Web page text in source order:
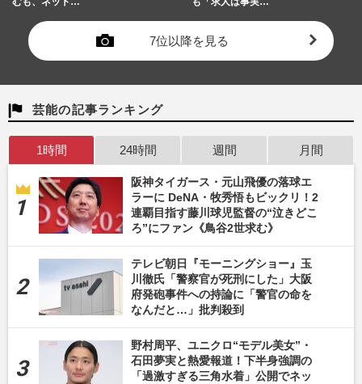
7位以降を見る
芸能の記事ランキング
1時間 24時間 週間 月間
阪神タイガース・元山飛優の落球エ
ラーに DeNA・牧秀悟もビックリ！2
連覇目指す藤川球児監督の“泣きどこ
ろ”にファン《鳥谷2世求む》
テレビ朝日『モーニングショー』玉
川徹氏「警察官が死刑にした」大阪
府発砲事件への持論に「警官の命を
なんだと…」批判殺到
野村周平、ユニクロ“モデル美女”・
石田夢実と熱愛報道！下半身強調の
「過激すぎる三角水着」公開でネッ